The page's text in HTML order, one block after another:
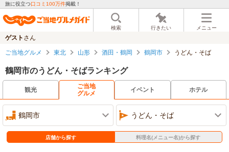
旅に役立つ口コミ100万件掲載！
検索 行きたい メニュー
ゲスト さん
ご当地グルメ 東北 山形 酒田・鶴岡 鶴岡市 うどん・そば
鶴岡市のうどん・そばランキング
観光
ご当地
グルメ
イベント ホテル
鶴岡市 うどん・そば
店舗から探す 料理名(メニュー名)から探す